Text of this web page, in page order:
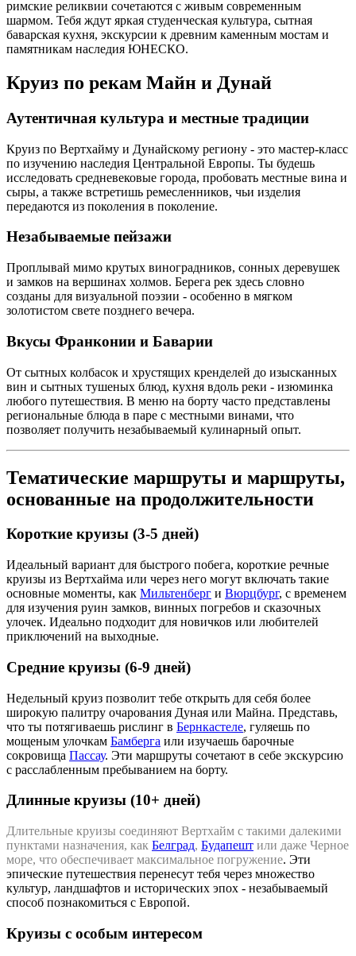
римские реликвии сочетаются с живым современным
шармом. Тебя ждут яркая студенческая культура, сытная
баварская кухня, экскурсии к древним каменным мостам и
памятникам наследия ЮНЕСКО.
Круиз по рекам Майн и Дунай
Аутентичная культура и местные традиции
Круиз по Вертхайму и Дунайскому региону - это мастер-класс
по изучению наследия Центральной Европы. Ты будешь
исследовать средневековые города, пробовать местные вина и
сыры, а также встретишь ремесленников, чьи изделия
передаются из поколения в поколение.
Незабываемые пейзажи
Проплывай мимо крутых виноградников, сонных деревушек
и замков на вершинах холмов. Берега рек здесь словно
созданы для визуальной поэзии - особенно в мягком
золотистом свете позднего вечера.
Вкусы Франконии и Баварии
От сытных колбасок и хрустящих кренделей до изысканных
вин и сытных тушеных блюд, кухня вдоль реки - изюминка
любого путешествия. В меню на борту часто представлены
региональные блюда в паре с местными винами, что
позволяет получить незабываемый кулинарный опыт.
Тематические маршруты и маршруты,
основанные на продолжительности
Короткие круизы (3-5 дней)
Идеальный вариант для быстрого побега, короткие речные
круизы из Вертхайма или через него могут включать такие
основные моменты, как Мильтенберг и Вюрцбург, с временем
для изучения руин замков, винных погребов и сказочных
улочек. Идеально подходит для новичков или любителей
приключений на выходные.
Средние круизы (6-9 дней)
Недельный круиз позволит тебе открыть для себя более
широкую палитру очарования Дуная или Майна. Представь,
что ты потягиваешь рислинг в Бернкастеле, гуляешь по
мощеным улочкам Бамберга или изучаешь барочные
сокровища Пассау. Эти маршруты сочетают в себе экскурсию
с расслабленным пребыванием на борту.
Длинные круизы (10+ дней)
Длительные круизы соединяют Вертхайм с такими далекими
пунктами назначения, как Белград, Будапешт или даже Черное
море, что обеспечивает максимальное погружение. Эти
эпические путешествия перенесут тебя через множество
культур, ландшафтов и исторических эпох - незабываемый
способ познакомиться с Европой.
Круизы с особым интересом